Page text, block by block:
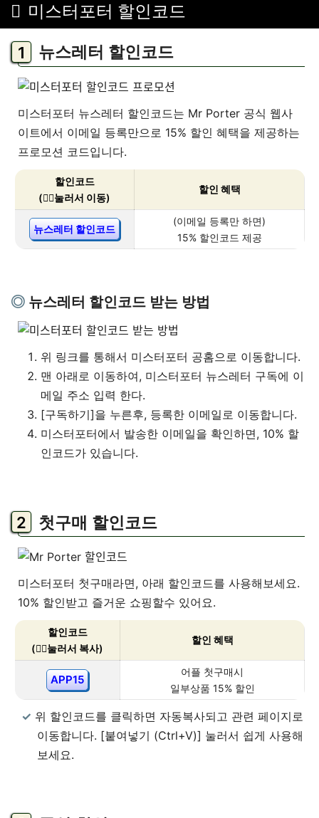
미스터포터 할인코드
뉴스레터 할인코드
미스터포터 뉴스레터 할인코드는 Mr Porter 공식 웹사
이트에서 이메일 등록만으로 15% 할인 혜택을 제공하는
프로모션 코드입니다.
할인코드
(👇🏻눌러서 이동)
할인 혜택
뉴스레터 할인코드
(이메일 등록만 하면)
15% 할인코드 제공
뉴스레터 할인코드 받는 방법
위 링크를 통해서 미스터포터 공홈으로 이동합니다.
맨 아래로 이동하여, 미스터포터 뉴스레터 구독에 이
메일 주소 입력 한다.
[구독하기]을 누른후, 등록한 이메일로 이동합니다.
미스터포터에서 발송한 이메일을 확인하면, 10% 할
인코드가 있습니다.
첫구매 할인코드
미스터포터 첫구매라면, 아래 할인코드를 사용해보세요.
10% 할인받고 즐거운 쇼핑할수 있어요.
할인코드
(👇🏻눌러서 복사)
할인 혜택
APP15
어플 첫구매시
일부상품 15% 할인
위 할인코드를 클릭하면 자동복사되고 관련 페이지로
이동합니다. [붙여넣기 (Ctrl+V)] 눌러서 쉽게 사용해
보세요.